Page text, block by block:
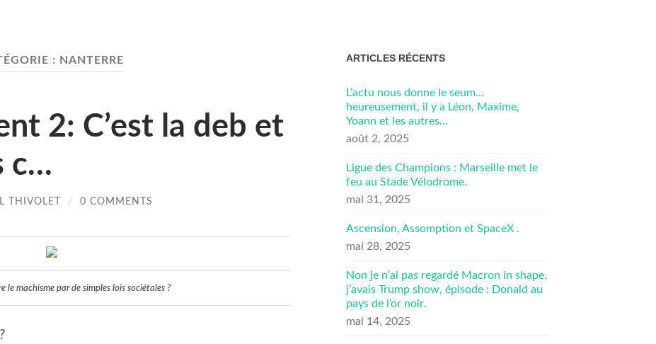
: NANTERRE
2: C’est la deb et
c…
THIVOLET / 0 COMMENTS
le machisme par de simples lois sociétales ?
ARTICLES RÉCENTS
L’actu nous donne le seum…
heureusement, il y a Léon, Maxime,
Yoann et les autres…
août 2, 2025
Ligue des Champions : Marseille met le
feu au Stade Vélodrome.
mai 31, 2025
Ascension, Assomption et SpaceX .
mai 28, 2025
Non je n’ai pas regardé Macron in shape,
j’avais Trump show, épisode : Donald au
pays de l’or noir.
mai 14, 2025